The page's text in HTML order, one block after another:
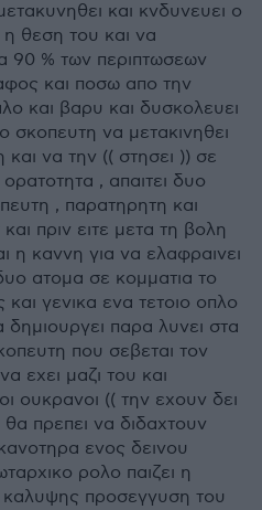
και κνδυνευει ο
η θεση του και να
90 % των περιπτωσεων
και ποσω απο την
και βαρυ και δυσκολευει
σκοπευτη να μετακινηθει
να την (( στησει )) σε
, απαιτει δυο
, παρατηρητη και
πριν ειτε μετα τη βολη
η καννη για να ελαφραινει
ατομα σε κομματια το
γενικα ενα τετοιο οπλο
παρα λυνει στα
που σεβεται τον
εχει μαζι του και
ουκρανοι (( την εχουν δει
πρεπει να διδαχτουν
ενος δεινου
ρολο παιζει η
καλυψης προσεγγυση του